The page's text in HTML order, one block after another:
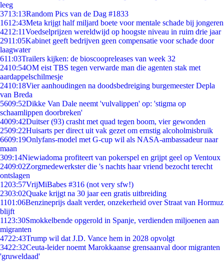
leeg
3713:13Random Pics van de Dag #1833
1612:43Meta krijgt half miljard boete voor mentale schade bij jongeren
4212:11Voedselprijzen wereldwijd op hoogste niveau in ruim drie jaar
2911:05Kabinet geeft bedrijven geen compensatie voor schade door
laagwater
611:03Trailers kijken: de bioscoopreleases van week 32
2410:54OM eist TBS tegen verwarde man die agenten stak met
aardappelschilmesje
2410:18Vier aanhoudingen na doodsbedreiging burgemeester Depla
van Breda
5609:52Dikke Van Dale neemt 'vulvalippen' op: 'stigma op
schaamlippen doorbreken'
4009:42Duitser (93) crasht met quad tegen boom, vier gewonden
2509:22Huisarts per direct uit vak gezet om ernstig alcoholmisbruik
6609:19Onlyfans-model met G-cup wil als NASA-ambassadeur naar
maan
309:14Niewiadoma profiteert van pokerspel en grijpt geel op Ventoux
2409:02Zorgmedewerkster die 's nachts haar vriend bezocht terecht
ontslagen
1203:57VrijMiBabes #316 (not very sfw!)
2303:02Quake krijgt na 30 jaar een gratis uitbreiding
1101:06Benzineprijs daalt verder, onzekerheid over Straat van Hormuz
blijft
11 23:30Smokkelbende opgerold in Spanje, verdienden miljoenen aan
migranten
4722:43Trump wil dat J.D. Vance hem in 2028 opvolgt
3422:32Ceuta-leider noemt Marokkaanse grensaanval door migranten
'gruweldaad'